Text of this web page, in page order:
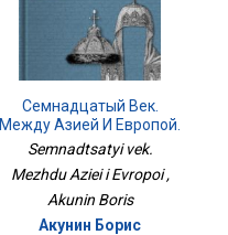
Семнадцатый Век.
Между Азией И Европой.
ИСТОРИЯ
РОССИЙСКОГО
ГОСУДАРСТВА Том IV
Semnadtsatyi vek.
Mezhdu Aziei i Evropoi ,
Akunin Boris
Акунин Борис